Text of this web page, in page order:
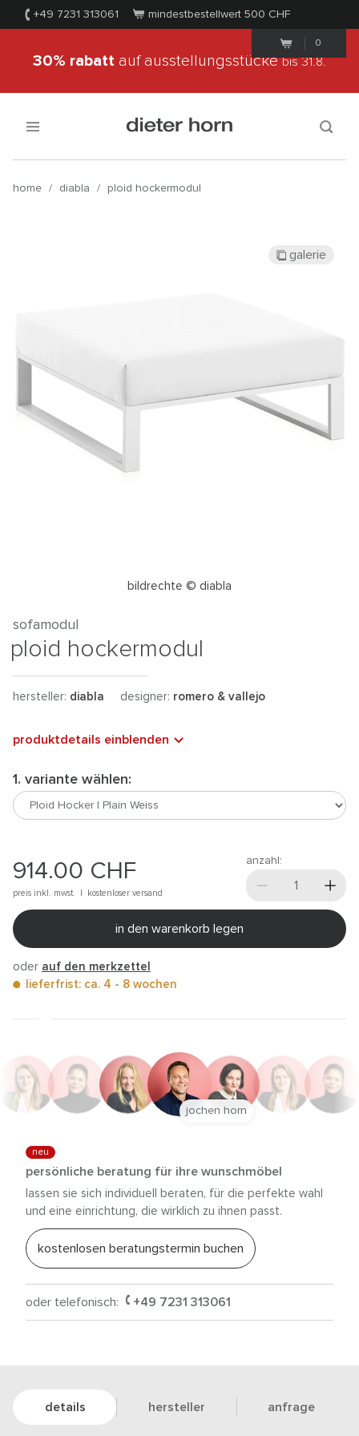
+49 7231 313061 mindestbestellwert 500 CHF
0
30% rabatt auf ausstellungsstückebis 31.8.
home / diabla / ploid hockermodul
bildrechte © diabla
galerie
sofamodul
ploid hockermodul
hersteller: diabla designer: romero & vallejo
produktdetails einblenden
1. variante wählen:
914.00 CHF
preis inkl. mwst. | kostenloser versand
anzahl:
in den warenkorb legen
oder auf den merkzettel
lieferfrist: ca. 4 - 8 wochen
neu
persönliche beratung für ihre wunschmöbel
lassen sie sich individuell beraten, für die perfekte wahl
und eine einrichtung, die wirklich zu ihnen passt.
kostenlosen beratungstermin buchen
oder telefonisch: +49 7231 313061
jochen horn
details hersteller anfrage